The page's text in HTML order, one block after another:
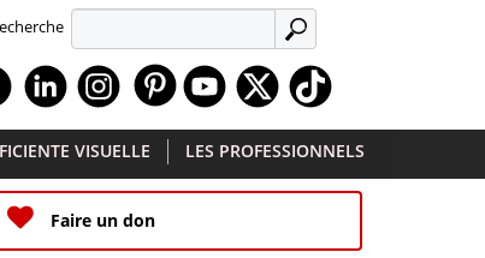
APPLIQUER
FacebookLinkedin Instagram Youtube
VISUELLE LES PROFESSIONNELS
Faire un don